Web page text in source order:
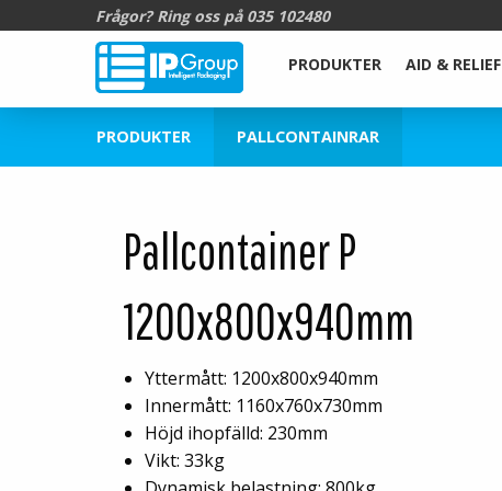
Frågor? Ring oss på 035 102480
PRODUKTER AID & RELIEF
PRODUKTER PALLCONTAINRAR
Pallcontainer P
1200x800x940mm
Yttermått: 1200x800x940mm
Innermått: 1160x760x730mm
Höjd ihopfälld: 230mm
Vikt: 33kg